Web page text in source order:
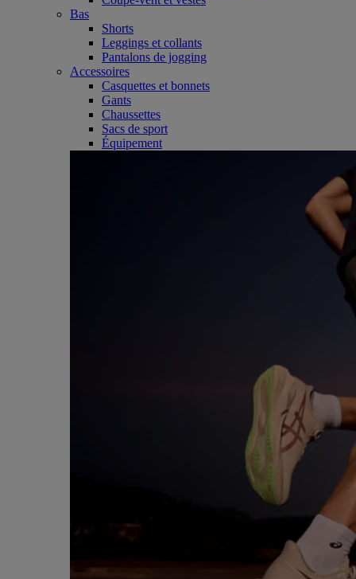
Bas
Shorts
Leggings et collants
Pantalons de jogging
Accessoires
Casquettes et bonnets
Gants
Chaussettes
Sacs de sport
Équipement